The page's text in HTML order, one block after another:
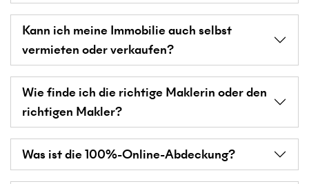
Kann ich meine Immobilie auch selbst
vermieten oder verkaufen?
Wie finde ich die richtige Maklerin oder den
richtigen Makler?
Was ist die 100%-Online-Abdeckung?